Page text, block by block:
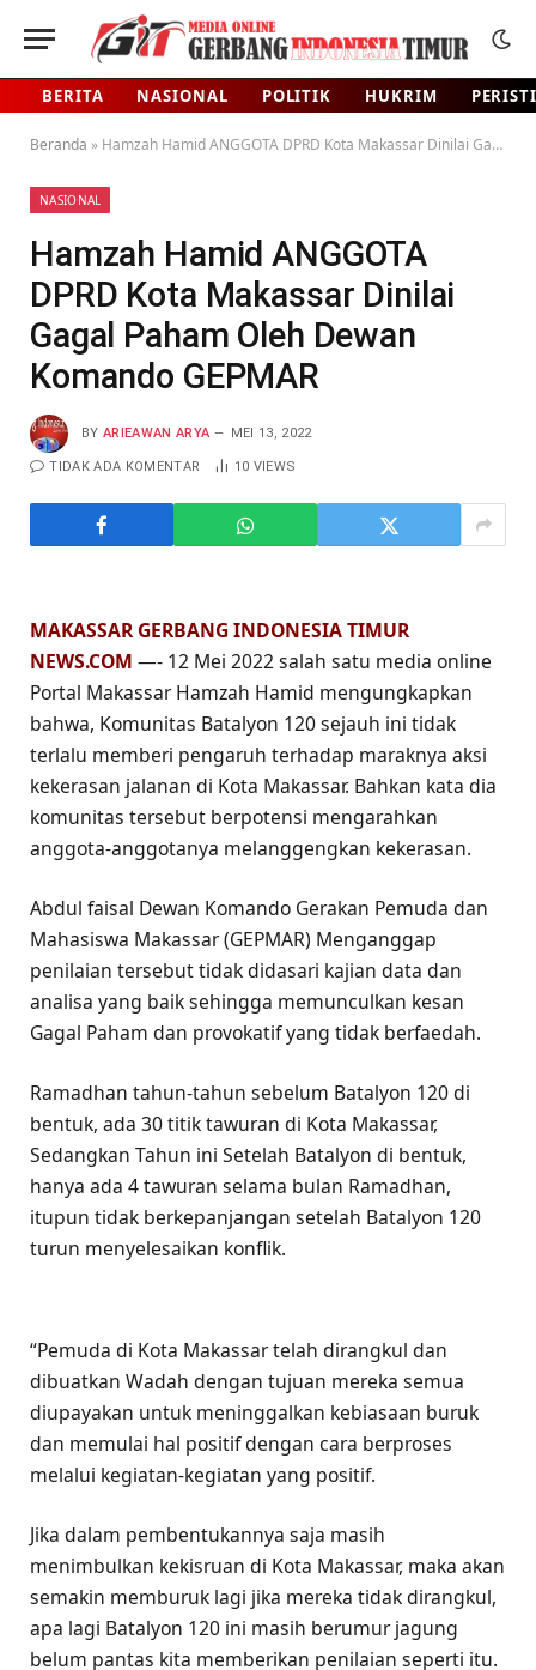
BERITA NASIONAL POLITIK HUKRIM
Beranda » Hamzah Hamid ANGGOTA DPRD Kota Makassar Dinilai Gagal Paham Oleh Dewan Komando GEPMAR
NASIONAL
Hamzah Hamid ANGGOTA
DPRD Kota Makassar Dinilai
Gagal Paham Oleh Dewan
Komando GEPMAR
BY ARIEAWAN ARYA MEI 13, 2022
TIDAK ADA KOMENTAR 10 VIEWS
MAKASSAR GERBANG INDONESIA TIMUR
NEWS.COM —- 12 Mei 2022 salah satu media online
Portal Makassar Hamzah Hamid mengungkapkan
bahwa, Komunitas Batalyon 120 sejauh ini tidak
terlalu memberi pengaruh terhadap maraknya aksi
kekerasan jalanan di Kota Makassar. Bahkan kata dia
komunitas tersebut berpotensi mengarahkan
anggota-anggotanya melanggengkan kekerasan.
Abdul faisal Dewan Komando Gerakan Pemuda dan
Mahasiswa Makassar (GEPMAR) Menganggap
penilaian tersebut tidak didasari kajian data dan
analisa yang baik sehingga memunculkan kesan
Gagal Paham dan provokatif yang tidak berfaedah.
Ramadhan tahun-tahun sebelum Batalyon 120 di
bentuk, ada 30 titik tawuran di Kota Makassar,
Sedangkan Tahun ini Setelah Batalyon di bentuk,
hanya ada 4 tawuran selama bulan Ramadhan,
itupun tidak berkepanjangan setelah Batalyon 120
turun menyelesaikan konflik.
“Pemuda di Kota Makassar telah dirangkul dan
dibuatkan Wadah dengan tujuan mereka semua
diupayakan untuk meninggalkan kebiasaan buruk
dan memulai hal positif dengan cara berproses
melalui kegiatan-kegiatan yang positif.
Jika dalam pembentukannya saja masih
menimbulkan kekisruan di Kota Makassar, maka akan
semakin memburuk lagi jika mereka tidak dirangkul,
apa lagi Batalyon 120 ini masih berumur jagung
belum pantas kita memberikan penilaian seperti itu.